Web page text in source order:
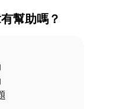
幫助嗎？